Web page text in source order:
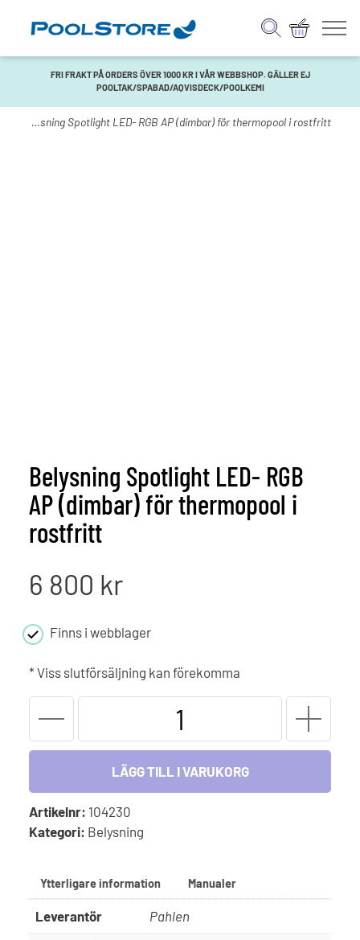
FRI FRAKT PÅ ORDERS ÖVER 1000 KR I VÅR WEBBSHOP. GÄLLER EJ
POOLTAK/SPABAD/AQVISDECK/POOLKEMI
/ Belysning Spotlight LED- RGB AP (dimbar) för thermopool i rostfritt
Belysning Spotlight LED- RGB
AP (dimbar) för thermopool i
rostfritt
6 800 kr
Finns i webblager
* Viss slutförsäljning kan förekomma
LED-
AP
(dimbar)
för
rostfritt
LÄGG TILL I VARUKORG
Artikelnr: 104230
Kategori: Belysning
Ytterligare information Manualer
Leverantör Pahlen